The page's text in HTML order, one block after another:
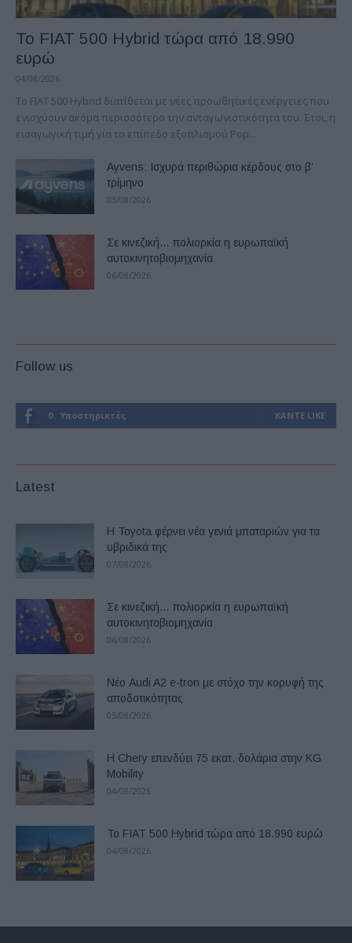
Το FIAT 500 Hybrid τώρα από 18.990
ευρώ
04/08/2026
Το FIAT 500 Hybrid διατίθεται με νέες προωθητικές ενέργειες που
ενισχύουν ακόμα περισσότερο την ανταγωνιστικότητά του. Έτσι, η
εισαγωγική τιμή για το επίπεδο εξοπλισμού Pop...
Ayvens: Iσχυρά περιθώρια κέρδους στο β’
τρίμηνο
03/08/2026
Σε κινεζική… πολιορκία η ευρωπαϊκή
αυτοκινητοβιομηχανία
06/08/2026
Follow us
0 Υποστηρικτές ΚΆΝΤΕ LIKE
Latest
Η Toyota φέρνει νέα γενιά μπαταριών για τα
υβριδικά της
07/08/2026
Σε κινεζική… πολιορκία η ευρωπαϊκή
αυτοκινητοβιομηχανία
06/08/2026
Νέο Audi A2 e-tron με στόχο την κορυφή της
αποδοτικότητας
05/08/2026
Η Chery επενδύει 75 εκατ. δολάρια στην KG
Mobility
04/08/2026
Το FIAT 500 Hybrid τώρα από 18.990 ευρώ
04/08/2026